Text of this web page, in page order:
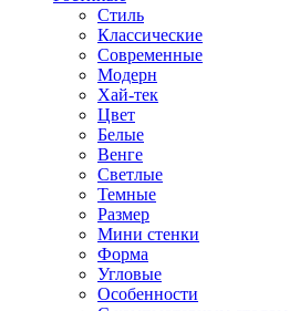
Стиль
Классические
Современные
Модерн
Хай-тек
Цвет
Белые
Венге
Светлые
Темные
Размер
Мини стенки
Форма
Угловые
Особенности